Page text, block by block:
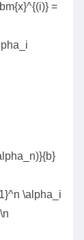
=
\alpha_i